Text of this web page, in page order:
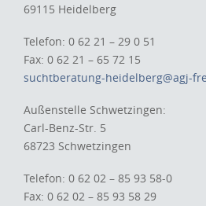
69115 Heidelberg
Telefon: 0 62 21 – 29 0 51
Fax: 0 62 21 – 65 72 15
suchtberatung-heidelberg@agj-
Außenstelle Schwetzingen:
Carl-Benz-Str. 5
68723 Schwetzingen
Telefon: 0 62 02 – 85 93 58-0
Fax: 0 62 02 – 85 93 58 29